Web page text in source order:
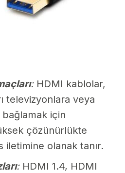
:HDMI kablolar,
televizyonlara veya
için
çözünürlükte
iletimine olanak tanır.
:HDMI 1.4, HDMI